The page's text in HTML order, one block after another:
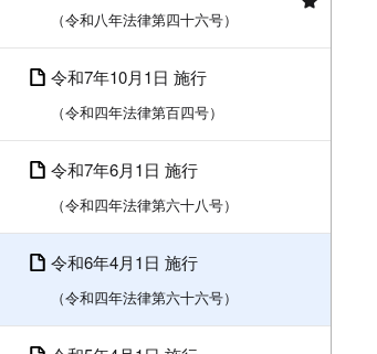
（令和八年法律第四十六号）
令和7年10月1日 施行
（令和四年法律第百四号）
令和7年6月1日 施行
（令和四年法律第六十八号）
令和6年4月1日 施行
（令和四年法律第六十六号）